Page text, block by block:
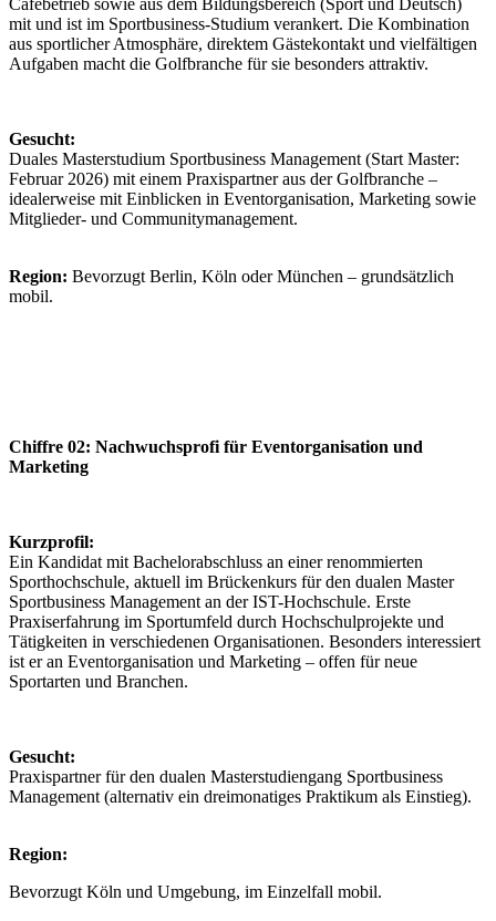
mit und ist im Sportbusiness-Studium verankert. Die Kombination
aus sportlicher Atmosphäre, direktem Gästekontakt und vielfältigen
Aufgaben macht die Golfbranche für sie besonders attraktiv.
Gesucht:
Duales Masterstudium Sportbusiness Management (Start Master:
Februar 2026) mit einem Praxispartner aus der Golfbranche –
idealerweise mit Einblicken in Eventorganisation, Marketing sowie
Mitglieder- und Communitymanagement.
Region: Bevorzugt Berlin, Köln oder München – grundsätzlich
mobil.
Chiffre 02: Nachwuchsprofi für Eventorganisation und
Marketing
Kurzprofil:
Ein Kandidat mit Bachelorabschluss an einer renommierten
Sporthochschule, aktuell im Brückenkurs für den dualen Master
Sportbusiness Management an der IST-Hochschule. Erste
Praxiserfahrung im Sportumfeld durch Hochschulprojekte und
Tätigkeiten in verschiedenen Organisationen. Besonders interessiert
ist er an Eventorganisation und Marketing – offen für neue
Sportarten und Branchen.
Gesucht:
Praxispartner für den dualen Masterstudiengang Sportbusiness
Management (alternativ ein dreimonatiges Praktikum als Einstieg).
Region:
Bevorzugt Köln und Umgebung, im Einzelfall mobil.